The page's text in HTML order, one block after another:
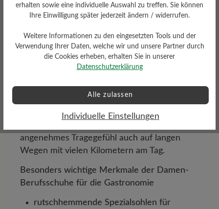
In der Gastronomie zählt jede Bewegung - ob
Küche. Rutschfeste und leichteBerufsschuhe
für Damen sind hier ein Muss, denn lange
Schichten, schnelles Tempo und
Füße und Schuhe gleichermaßen.
Kellnerschuhe für Damen aus dem BÄR-
Sortiment überzeugen durch sicheren Halt,
angenehmes Tragegefühl auch auf langen
Wegen mit vielen Kilometern am Tag.
Besonders wichtige Merkmale der Damen-
Berufsschuhe für die Gastronomie
rutschhemmende Spezialsohlen für
erhalten sowie eine individuelle Auswahl zu treffen. Sie können
Ihre Einwilligung später jederzeit ändern / widerrufen.
Weitere Informationen zu den eingesetzten Tools und der
Verwendung Ihrer Daten, welche wir und unsere Partner durch
die Cookies erheben, erhalten Sie in unserer
Datenschutzerklärung
Alle zulassen
Individuelle Einstellungen